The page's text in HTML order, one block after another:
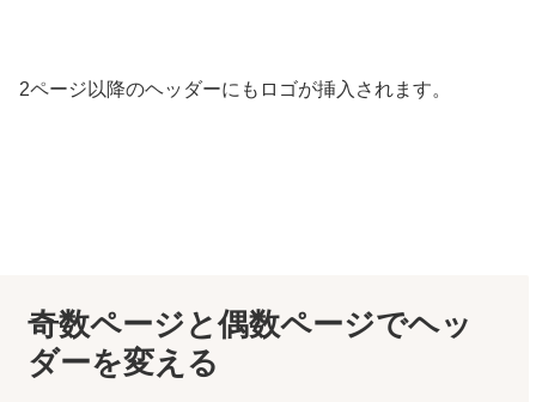
2ページ以降のヘッダーにもロゴが挿入されます。
奇数ページと偶数ページでヘッ
ダーを変える